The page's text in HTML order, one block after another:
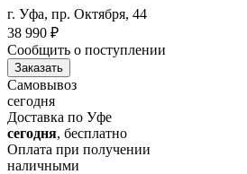
г. Уфа, пр. Октября, 44
38 990 ₽
Сообщить о поступлении
Заказать
Самовывоз
сегодня
Доставка по Уфе
сегодня, бесплатно
Оплата при получении
наличными